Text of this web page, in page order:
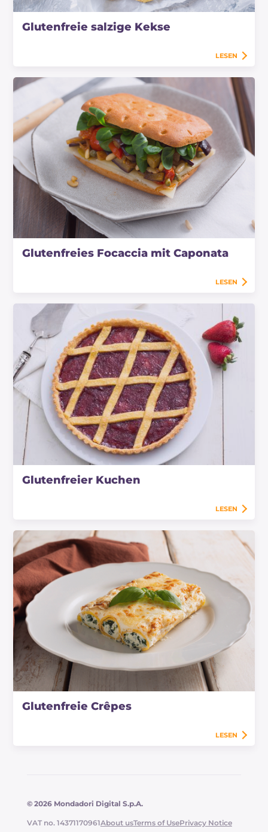
Glutenfreie salzige Kekse
LESEN
Glutenfreies Focaccia mit Caponata
LESEN
Glutenfreier Kuchen
LESEN
Glutenfreie Crêpes
LESEN
© 2026 Mondadori Digital S.p.A.
VAT no. 14371170961About usTerms of UsePrivacy Notice